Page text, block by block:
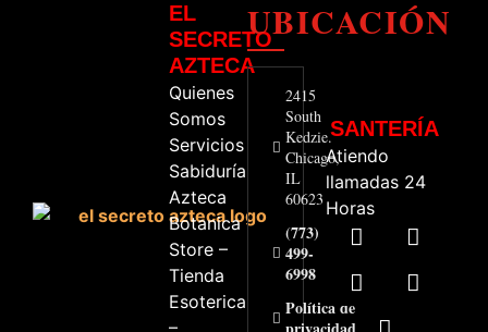
EL
SECRETO
AZTECA
Quienes
Somos
Servicios
Sabiduría
Azteca
Botanica
Store –
Tienda
Esoterica
–
UBICACIÓN
2415
South
Kedzie.
Chicago,
IL
60623
(773)
499-
6998
Política de
SANTERÍA
Atiendo
llamadas 24
Horas